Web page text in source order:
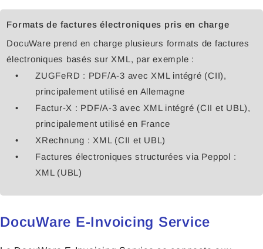
Formats de factures électroniques pris en charge
DocuWare prend en charge plusieurs formats de factures
électroniques basés sur XML, par exemple :
ZUGFeRD : PDF/A-3 avec XML intégré (CII),
principalement utilisé en Allemagne
Factur-X : PDF/A-3 avec XML intégré (CII et UBL),
principalement utilisé en France
XRechnung : XML (CII et UBL)
Factures électroniques structurées via Peppol :
XML (UBL)
DocuWare E-Invoicing Service